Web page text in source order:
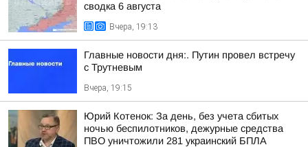
сводка 6 августа
Вчера, 19:13
Главные новости дня:. Путин провел встречу
с Трутневым
Вчера, 19:15
Юрий Котенок: За день, без учета сбитых
ночью беспилотников, дежурные средства
ПВО уничтожили 281 украинский БПЛА